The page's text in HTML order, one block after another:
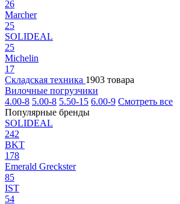
26
Marcher
25
SOLIDEAL
25
Michelin
17
Складская техника 1903 товара
Вилочные погрузчики
4.00-8 5.00-8 5.50-15 6.00-9 Смотреть все
Популярные бренды
SOLIDEAL
242
BKT
178
Emerald Greckster
85
IST
54